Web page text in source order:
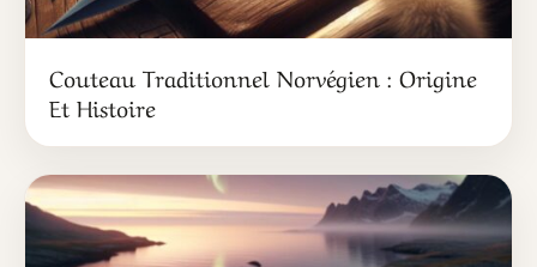
Couteau Traditionnel Norvégien : Origine
Et Histoire